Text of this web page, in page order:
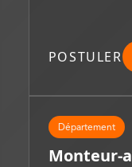
POSTULER
Monteur-
Département